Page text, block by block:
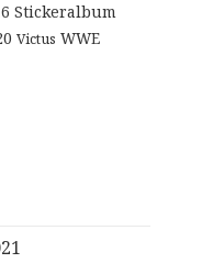
Stickeralbum
Victus WWE